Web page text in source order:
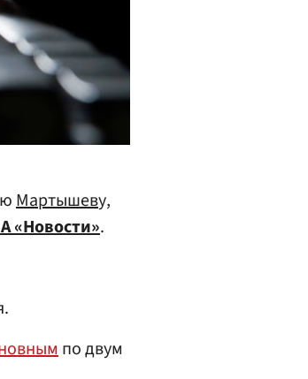
Мартышеву,
«Новости».
по двум